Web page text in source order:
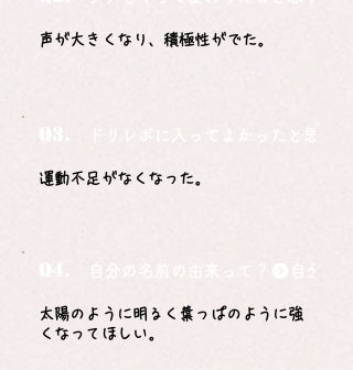
声が大きくなり、積極性がでた。
運動不足がなくなった。
太陽のように明るく葉っぱのように強
くなってほしい。